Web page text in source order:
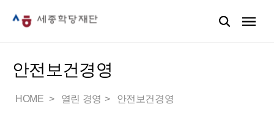
안전보건경영
HOME 열린 경영 안전보건경영